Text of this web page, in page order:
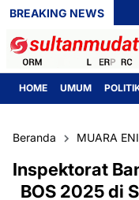
BREAKING NEWS
HOME UMUM
Beranda MUARA
Inspektorat
BOS 2025 di